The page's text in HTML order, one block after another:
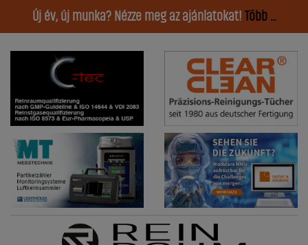
Új év, új munka? Nézze meg az ajánlatokat! Több ...